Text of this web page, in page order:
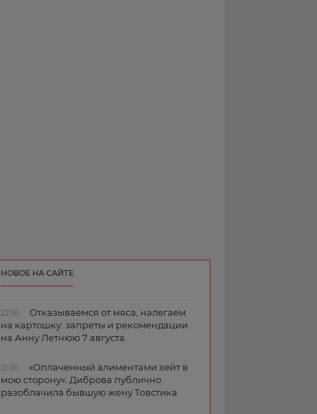
НОВОЕ НА САЙТЕ
22:30
Отказываемся от мяса, налегаем
на картошку: запреты и рекомендации
на Анну Летнюю 7 августа
21:00
«Оплаченный алиментами хейт в
мою сторону»: Диброва публично
разоблачила бывшую жену Товстика